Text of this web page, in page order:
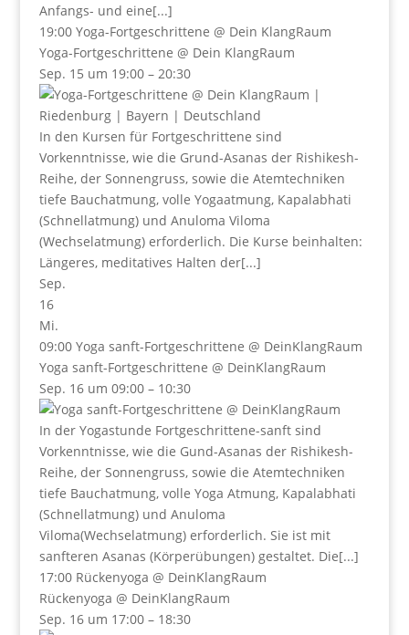
Anfangs- und eine[...]
19:00 Yoga-Fortgeschrittene @ Dein KlangRaum
Yoga-Fortgeschrittene @ Dein KlangRaum
Sep. 15 um 19:00 – 20:30
In den Kursen für Fortgeschrittene sind
Vorkenntnisse, wie die Grund-Asanas der Rishikesh-
Reihe, der Sonnengruss, sowie die Atemtechniken
tiefe Bauchatmung, volle Yogaatmung, Kapalabhati
(Schnellatmung) und Anuloma Viloma
(Wechselatmung) erforderlich. Die Kurse beinhalten:
Längeres, meditatives Halten der[...]
Sep.
16
Mi.
09:00 Yoga sanft-Fortgeschrittene @ DeinKlangRaum
Yoga sanft-Fortgeschrittene @ DeinKlangRaum
Sep. 16 um 09:00 – 10:30
In der Yogastunde Fortgeschrittene-sanft sind
Vorkenntnisse, wie die Gund-Asanas der Rishikesh-
Reihe, der Sonnengruss, sowie die Atemtechniken
tiefe Bauchatmung, volle Yoga Atmung, Kapalabhati
(Schnellatmung) und Anuloma
Viloma(Wechselatmung) erforderlich. Sie ist mit
sanfteren Asanas (Körperübungen) gestaltet. Die[...]
17:00 Rückenyoga @ DeinKlangRaum
Rückenyoga @ DeinKlangRaum
Sep. 16 um 17:00 – 18:30